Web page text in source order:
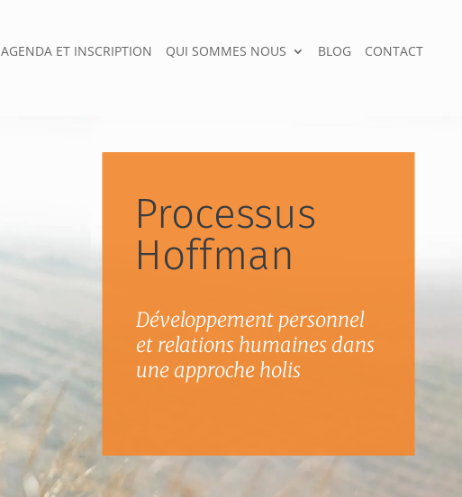
AGENDA ET INSCRIPTION QUI SOMMES NOUS BLOG CONTACT
Processus
Hoffman
Développement personnel
et relations humaines dans
une approche holisti